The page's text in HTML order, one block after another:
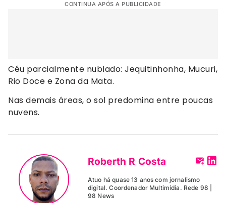
CONTINUA APÓS A PUBLICIDADE
Céu parcialmente nublado: Jequitinhonha, Mucuri,
Rio Doce e Zona da Mata.
Nas demais áreas, o sol predomina entre poucas
nuvens.
Roberth R Costa
Atuo há quase 13 anos com jornalismo
digital. Coordenador Multimídia. Rede 98 |
98 News